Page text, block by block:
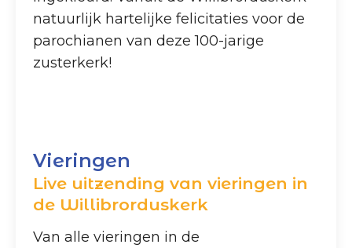
natuurlijk hartelijke felicitaties voor de
parochianen van deze 100-jarige
zusterkerk!
Vieringen
Live uitzending van vieringen in
de Willibrorduskerk
Van alle vieringen in de